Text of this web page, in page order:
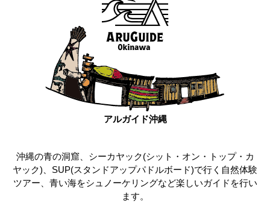
アルガイド沖縄
沖縄の青の洞窟、シーカヤック(シット・オン・トップ・カ
ヤック)、SUP(スタンドアップパドルボード)で行く自然体験
ツアー、青い海をシュノーケリングなど楽しいガイドを行い
ます。